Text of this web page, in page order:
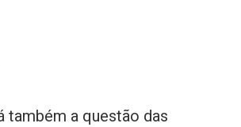
também a questão das